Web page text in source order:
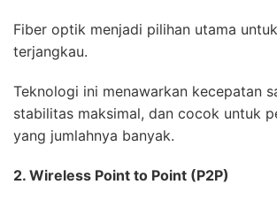
Fiber optik menjadi pilihan utama
terjangkau.
Teknologi ini menawarkan kecepatan
stabilitas maksimal, dan cocok untuk
yang jumlahnya banyak.
2. Wireless Point to Point (P2P)